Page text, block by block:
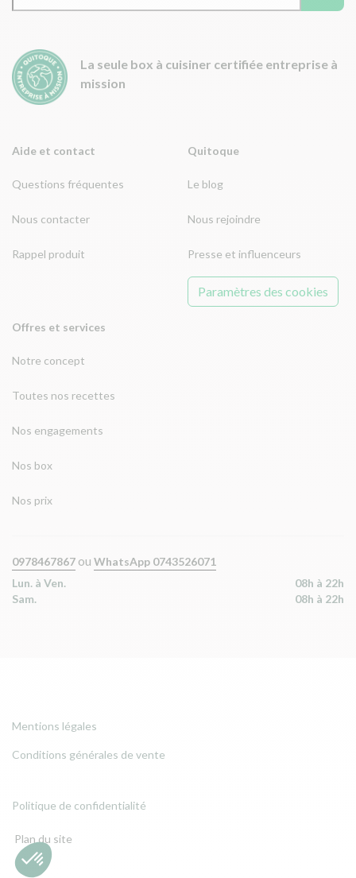
Aide et contact
Questions fréquentes
Nous contacter
Rappel produit
Offres et services
Notre concept
Toutes nos recettes
Nos engagements
Nos box
Nos prix
Quitoque
Le blog
Nous rejoindre
Presse et influenceurs
Paramètres des cookies
La seule box à cuisiner certifiée entreprise à
mission
0978467867 ou WhatsApp 0743526071
Lun. à Ven.
08h à 22h
Sam.
08h à 22h
Mentions légales
Conditions générales de vente
Politique de confidentialité
Plan du site